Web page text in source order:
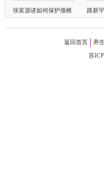
张富源讲如何保护颈椎 路新
返回首页 养
苏